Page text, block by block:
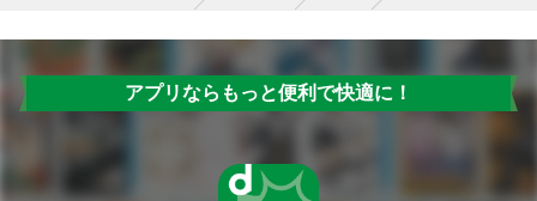
アプリならもっと便利で快適に！